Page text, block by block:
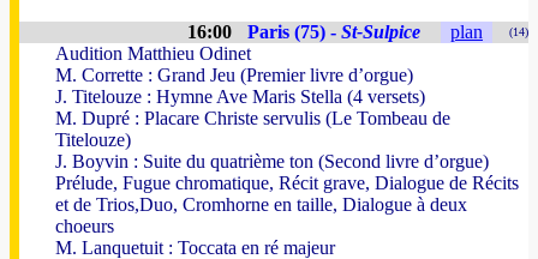
16:00 Paris (75) - St-Sulpice plan (14)
Audition Matthieu Odinet
M. Corrette : Grand Jeu (Premier livre d’orgue)
J. Titelouze : Hymne Ave Maris Stella (4 versets)
M. Dupré : Placare Christe servulis (Le Tombeau de
Titelouze)
J. Boyvin : Suite du quatrième ton (Second livre d’orgue)
Prélude, Fugue chromatique, Récit grave, Dialogue de Récits
et de Trios,Duo, Cromhorne en taille, Dialogue à deux
choeurs
M. Lanquetuit : Toccata en ré majeur